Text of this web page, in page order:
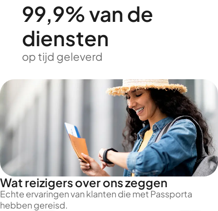
99,9% van de
diensten
op tijd geleverd
Wat reizigers over ons zeggen
Echte ervaringen van klanten die met Passporta
hebben gereisd.